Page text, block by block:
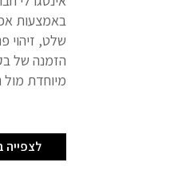
באמצעות
שלט, זיהוי
הזמנה של
מיוחדת מול
לצפייה